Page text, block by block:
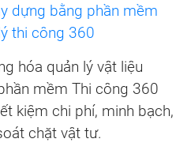
dựng bằng phần mềm
thi công 360
hóa quản lý vật liệu
mềm Thi công 360
kiệm chi phí, minh bạch,
chặt vật tư.